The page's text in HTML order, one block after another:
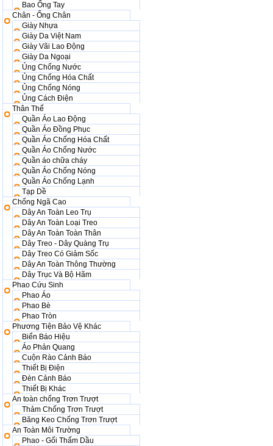
Bao Ống Tay
Chân - Ống Chân
Giày Nhựa
Giày Da Việt Nam
Giày Vãi Lao Động
Giày Da Ngoại
Ủng Chống Nước
Ủng Chống Hóa Chất
Ủng Chống Nóng
Ủng Cách Điện
Thân Thể
Quần Áo Lao Động
Quần Áo Đồng Phục
Quần Áo Chống Hóa Chất
Quần Áo Chống Nước
Quần áo chữa cháy
Quần Áo Chống Nóng
Quần Áo Chống Lạnh
Tạp Dề
Chống Ngã Cao
Dây An Toàn Leo Trụ
Dây An Toàn Loại Treo
Dây An Toàn Toàn Thân
Dây Treo - Dây Quàng Trụ
Dây Treo Có Giảm Sốc
Dây An Toàn Thông Thường
Dây Trục Và Bộ Hãm
Phao Cứu Sinh
Phao Áo
Phao Bè
Phao Tròn
Phương Tiện Bảo Vệ Khác
Biển Báo Hiệu
Áo Phản Quang
Cuộn Rào Cảnh Báo
Thiết Bị Điện
Đèn Cảnh Báo
Thiết Bị Khác
An toàn chống Trơn Trượt
Thảm Chống Trơn Trượt
Băng Keo Chống Trơn Trượt
An Toàn Môi Trường
Phao - Gối Thấm Dầu